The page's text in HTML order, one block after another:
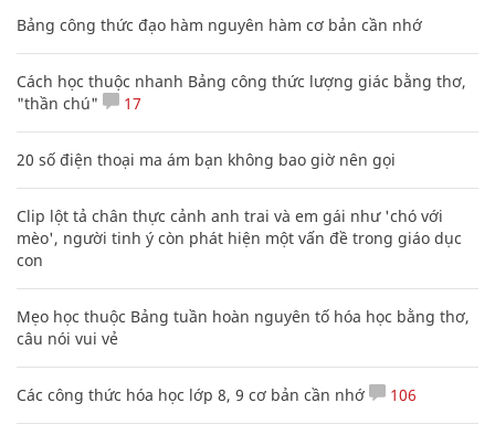
Bảng công thức đạo hàm nguyên hàm cơ bản cần nhớ
Cách học thuộc nhanh Bảng công thức lượng giác bằng thơ,
"thần chú"
17
20 số điện thoại ma ám bạn không bao giờ nên gọi
Clip lột tả chân thực cảnh anh trai và em gái như 'chó với
mèo', người tinh ý còn phát hiện một vấn đề trong giáo dục
con
Mẹo học thuộc Bảng tuần hoàn nguyên tố hóa học bằng thơ,
câu nói vui vẻ
Các công thức hóa học lớp 8, 9 cơ bản cần nhớ 106